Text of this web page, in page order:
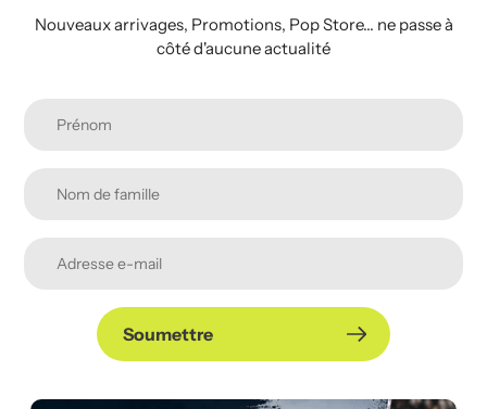
Nouveaux arrivages, Promotions, Pop Store... ne passe à
côté d'aucune actualité
Soumettre